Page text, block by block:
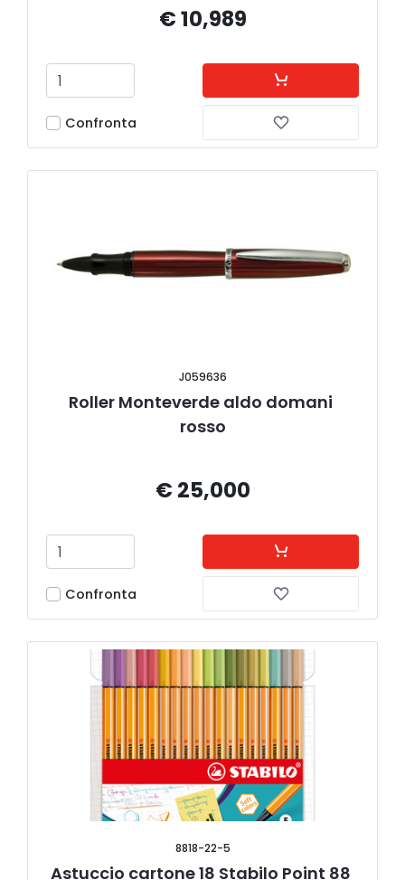
€ 10,989
Confronta
J059636
Roller Monteverde aldo domani
rosso
€ 25,000
Confronta
8818-22-5
Astuccio cartone 18 Stabilo Point 88